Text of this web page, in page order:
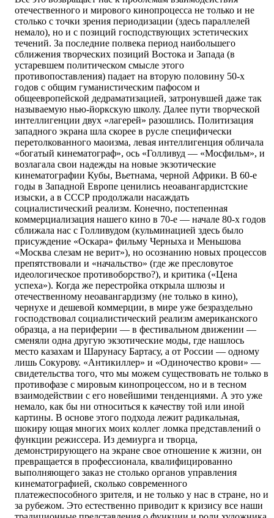
отечественного и мирового кинопроцесса не только и не
столько с точки зрения периодизации (здесь параллелей
немало), но и с позиций господствующих эстетических
течений. За последние полвека период наибольшего
сближения творческих позиций Востока и Запада (в
устаревшем политическом смысле этого
противопоставления) падает на вторую половину 50-х
годов с общим гуманистическим пафосом и
общеевропейской дедраматизацией, затронувшей даже так
называемую нью-йоркскую школу. Далее пути творческой
интеллигенции двух «лагерей» разошлись. Политизация
западного экрана шла скорее в русле специфически
перетолкованного маоизма, левая интеллигенция обличала
«богатый кинематограф», ось «Голливуд — «Мосфильм», и
возлагала свои надежды на новые экзотические
кинематографии Кубы, Вьетнама, черной Африки. В 60-е
годы в Западной Европе ценились неоавангардистские
изыски, а в СССР продолжали насаждать
социалистический реализм. Конечно, постепенная
коммерциализация нашего кино в 70-е — начале 80-х годов
сближала нас с Голливудом (кульминацией здесь было
присуждение «Оскара» фильму Черныха и Меньшова
«Москва слезам не верит»), но осознанию новых процессов
препятствовали и «начальство» (где же пресловутое
идеологическое противоборство?), и критика («Цена
успеха»). Когда же перестройка открыла шлюзы и
отечественному неоавангардизму (не только в кино),
чернухе и дешевой коммерции, в мире уже безраздельно
господствовал социалистический реализм американского
образца, а на периферии — в фестивальном движении —
сменяли одна другую экзотические моды, где нашлось
место казахам и Шарунасу Бартасу, а от России — одному
лишь Сокурову. «Антикиллер» и «Одиночество крови» —
свидетельства того, что мы можем существовать не только в
противофазе с мировым кинопроцессом, но и в тесном
взаимодействии с его новейшими тенденциями. А это уже
немало, как бы ни относиться к качеству той или иной
картины. В основе этого подхода лежит радикальная,
шокиру ющая многих моих коллег ломка представлений о
функции режиссера. Из демиурга и творца,
демонстрирующего на экране свое отношение к жизни, он
превращается в профессионала, квалифицированно
выполняющего заказ не столько органов управления
кинематографией, сколько современного
платежеспособного зрителя, и не только у нас в стране, но и
за рубежом. Это естественно приводит к кризису все наши